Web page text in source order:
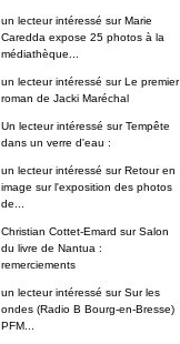
un lecteur intéressé surMarie
Caredda expose 25 photos à la
médiathèque...
un lecteur intéressé surLe premier
roman de Jacki Maréchal
Un lecteur intéressé surTempête
dans un verre d'eau :
un lecteur intéressé surRetour en
image sur l'exposition des photos
de...
Christian Cottet-Emard surSalon
du livre de Nantua :
remerciements
un lecteur intéressé surSur les
ondes (Radio B Bourg-en-Bresse)
PFM...